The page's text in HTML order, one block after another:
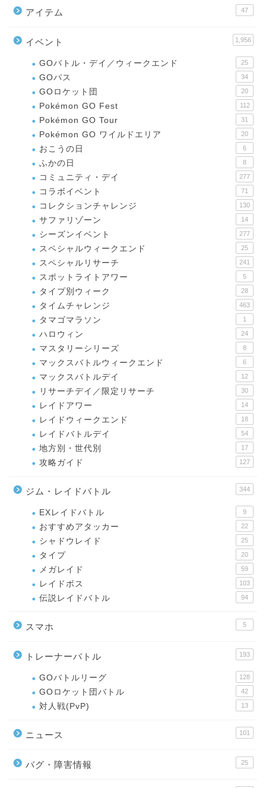
アイテム 47
イベント 1,956
GOバトル・デイ／ウィークエンド 25
GOパス 34
GOロケット団 20
Pokémon GO Fest 112
Pokémon GO Tour 31
Pokémon GO ワイルドエリア 20
おこうの日 6
ふかの日 8
コミュニティ・デイ 277
コラボイベント 71
コレクションチャレンジ 130
サファリゾーン 14
シーズンイベント 277
スペシャルウィークエンド 25
スペシャルリサーチ 241
スポットライトアワー 5
タイプ別ウィーク 28
タイムチャレンジ 463
タマゴマラソン 1
ハロウィン 24
マスタリーシリーズ 8
マックスバトルウィークエンド 6
マックスバトルデイ 12
リサーチデイ／限定リサーチ 30
レイドアワー 14
レイドウィークエンド 18
レイドバトルデイ 54
地方別・世代別 17
攻略ガイド 127
ジム・レイドバトル 344
EXレイドバトル 9
おすすめアタッカー 22
シャドウレイド 25
タイプ 20
メガレイド 59
レイドボス 103
伝説レイドバトル 94
スマホ 5
トレーナーバトル 193
GOバトルリーグ 128
GOロケット団バトル 42
対人戦(PvP) 13
ニュース 101
バグ・障害情報 25